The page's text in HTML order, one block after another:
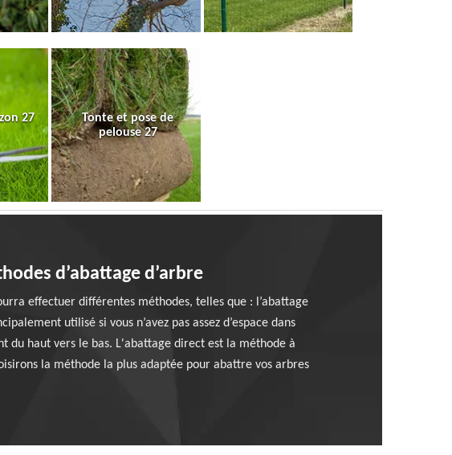
27
Tonte et pose de
pelouse 27
d’abattage d’arbre
effectuer différentes méthodes, telles que : l’abattage
utilisé si vous n’avez pas assez d’espace dans
du haut vers le bas. L'abattage direct est la méthode à
la méthode la plus adaptée pour abattre vos arbres